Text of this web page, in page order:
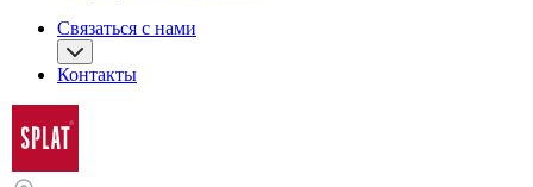
Связаться с нами
Контакты